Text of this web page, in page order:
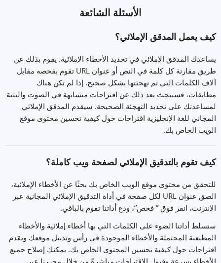
الأسئلة الشائعة
كيف يعمل المدقق الإملائي؟
يساعدك المدقق الإملائي في تحديد الأخطاء الإملائية. يقوم بذلك عن
طريق مقارنة كل كلمة في النص أو عنوان URL تقوم بفحصه مقابل
آلاف الكلمات التي تم تهجئتها بشكل صحيح. إذا لم تكن هناك
مطابقات، فسيبحث بعد ذلك عن اقتراحات متشابهة في الصوت والبنية
لمساعدتك على تحديد التهجئة الصحيحة. سيقدم المدقق الإملائي
المجاني للغة الإنجليزية اقتراحات حول كيفية تحسين محتوى موقع
الويب الخاص بك.
كيف تقوم بالتدقيق الإملائي لصفحة ويب كاملة؟
للتحقق من محتوى موقع الويب الخاص بك بحثًا عن الأخطاء الإملائية،
الصق عنوان URL لكل صفحة في أداة التدقيق الإملائي المجانية عبر
الإنترنت، انقر فوق ” فحص”، ودع أداتنا تقوم بالباقي.
ستسلط أداتنا الضوء على الكلمات التي بها أخطاء إملائية والأخطاء
المطبعية المحتملة والأخطاء الموجودة في رأس وتذييل موقعك وتقدم
اقتراحات حول كيفية تحسين المحتوى الخاص بك. يمكنك إصلاح جميع
الأخطاء بسرعة وقبول الاقتراحات مباشرةً من خلال محررنا عبر